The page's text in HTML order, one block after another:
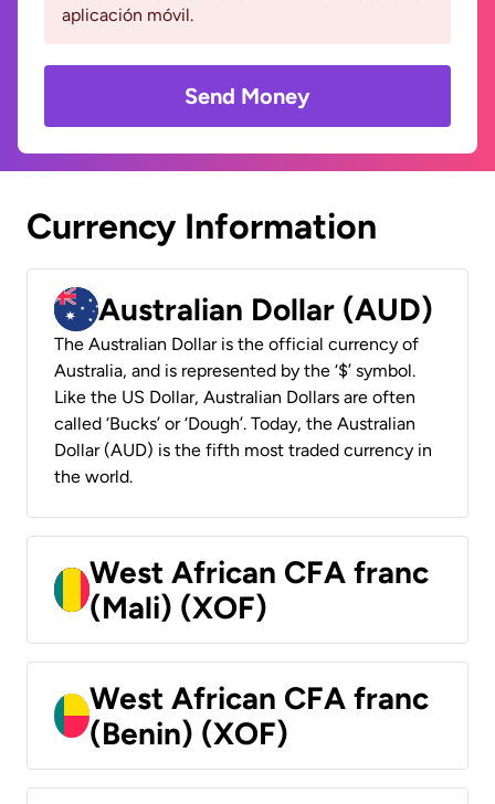
aplicación móvil.
Send Money
Currency Information
Australian Dollar (AUD)
The Australian Dollar is the official currency of
Australia, and is represented by the ‘$’ symbol.
Like the US Dollar, Australian Dollars are often
called ‘Bucks’ or ‘Dough’. Today, the Australian
Dollar (AUD) is the fifth most traded currency in
the world.
West African CFA franc
(Mali) (XOF)
West African CFA franc
(Benin) (XOF)